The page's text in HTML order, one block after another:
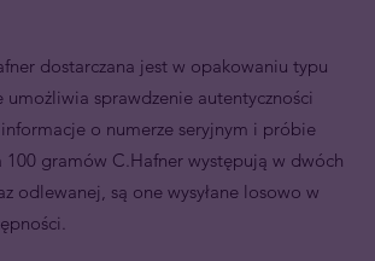
dostarczana jest w opakowaniu typu
umożliwia sprawdzenie autentyczności
o numerze seryjnym i próbie
100 gramów C.Hafner występują w dwóch
odlewanej, są one wysyłane losowo w